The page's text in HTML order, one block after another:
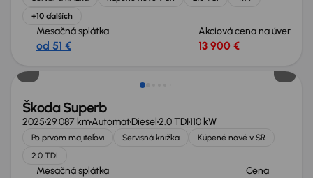
+10 ďalších
Mesačná splátka
od 51 €
Akciová cena na úver
13 900 €
Ušetríte 14 200 €
Škoda Superb
202529 087 kmAutomatDiesel2.0 TDI110 kW
Po prvom majiteľovi Servisná knižka
Kúpené nové v SR
2.0 TDI
Mesačná splátka Cena